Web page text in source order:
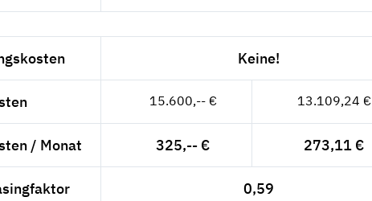
Keine!
15.600,-- € 13.109,24 €
/ Monat 325,-- € 273,11 €
0,59